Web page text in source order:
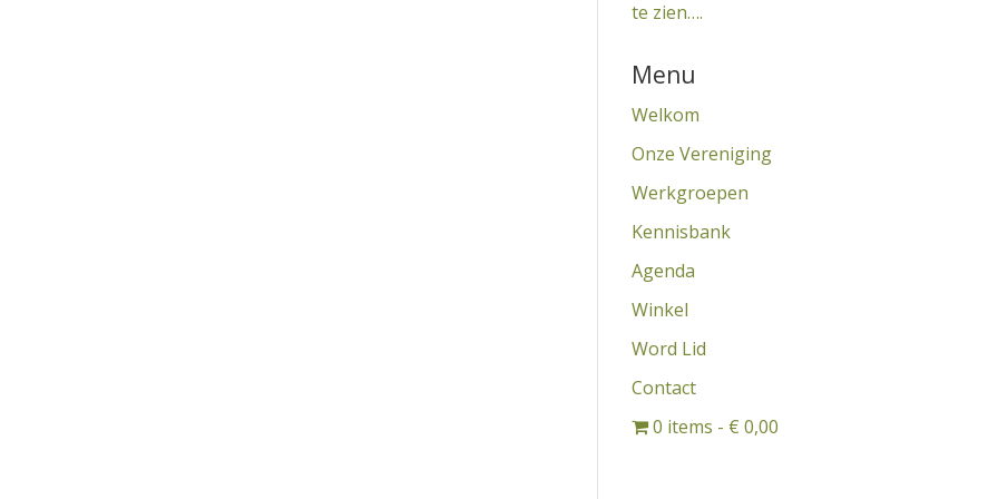
te zien….
Menu
Welkom
Onze Vereniging
Werkgroepen
Kennisbank
Agenda
Winkel
Word Lid
Contact
0 items
€ 0,00